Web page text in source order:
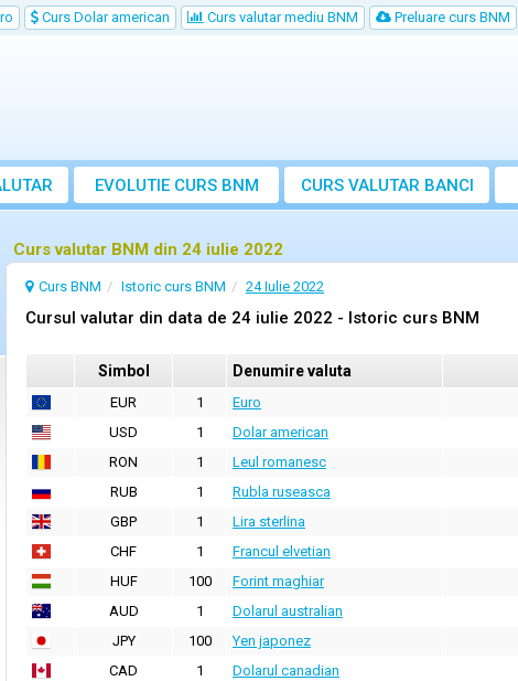
Curs Dolar american Curs valutar mediu BNM Preluare curs BNM
EVOLUTIE CURS BNM CURS VALUTAR BANCI
Curs valutar BNM din 24 iulie 2022
Curs BNM Istoric curs BNM 24 Iulie 2022
Cursul valutar din data de 24 iulie 2022 - Istoric curs BNM
Simbol Denumire valuta
EUR 1 Euro
USD
1 Dolar american
RON
1 Leul romanesc
RUB
1 Rubla ruseasca
GBP
1 Lira sterlina
CHF
1 Francul elvetian
HUF
100 Forint maghiar
AUD
1 Dolarul australian
JPY
100 Yen japonez
CAD
1 Dolarul canadian